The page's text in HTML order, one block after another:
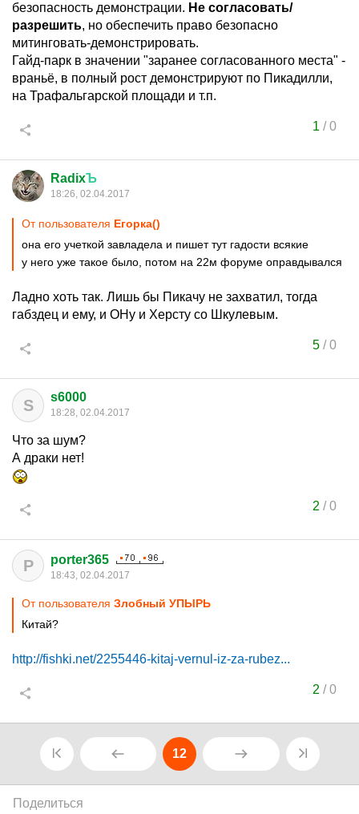
безопасность демонстрации. Не согласовать/
разрешить, но обеспечить право безопасно
митинговать-демонстрировать.
Гайд-парк в значении "заранее согласованного места" -
враньё, в полный рост демонстрируют по Пикадилли,
на Трафальгарской площади и т.п.
1 /0
RadixЪ
18:26, 02.04.2017
От пользователя Егорка()
она его учеткой завладела и пишет тут гадости всякие
у него уже такое было, потом на 22м форуме оправдывался
Ладно хоть так. Лишь бы Пикачу не захватил, тогда
габздец и ему, и ОНу и Херсту со Шкулевым.
5/0
S s6000
18:28, 02.04.2017
Что за шум?
А драки нет!
2 /0
P porter365
18:43, 02.04.2017
От пользователя Злобный УПЫРЬ
Китай?
http://fishki.net/2255446-kitaj-vernul-iz-za-rubez...
2 /0
12
Поделиться